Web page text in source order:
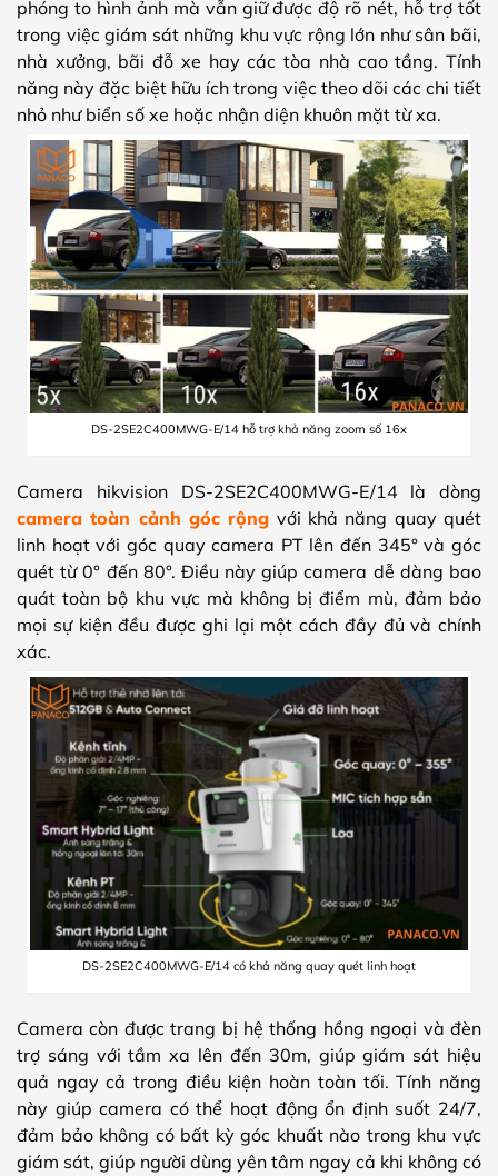
phóng to hình ảnh mà vẫn giữ được độ rõ nét, hỗ trợ tốt
trong việc giám sát những khu vực rộng lớn như sân bãi,
nhà xưởng, bãi đỗ xe hay các tòa nhà cao tầng. Tính
năng này đặc biệt hữu ích trong việc theo dõi các chi tiết
nhỏ như biển số xe hoặc nhận diện khuôn mặt từ xa.
DS-2SE2C400MWG-E/14 hỗ trợ khả năng zoom số 16x
Camera hikvision DS-2SE2C400MWG-E/14 là dòng
camera toàn cảnh góc rộng với khả năng quay quét
linh hoạt với góc quay camera PT lên đến 345° và góc
quét từ 0° đến 80°. Điều này giúp camera dễ dàng bao
quát toàn bộ khu vực mà không bị điểm mù, đảm bảo
mọi sự kiện đều được ghi lại một cách đầy đủ và chính
xác.
DS-2SE2C400MWG-E/14 có khả năng quay quét linh hoạt
Camera còn được trang bị hệ thống hồng ngoại và đèn
trợ sáng với tầm xa lên đến 30m, giúp giám sát hiệu
quả ngay cả trong điều kiện hoàn toàn tối. Tính năng
này giúp camera có thể hoạt động ổn định suốt 24/7,
đảm bảo không có bất kỳ góc khuất nào trong khu vực
giám sát, giúp người dùng yên tâm ngay cả khi không có